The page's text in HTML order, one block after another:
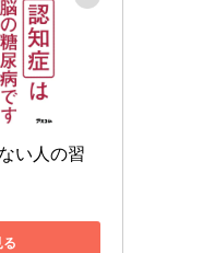
い人の習